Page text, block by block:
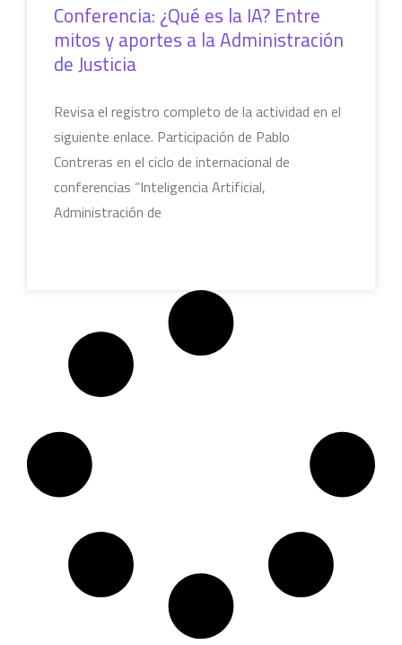
Conferencia: ¿Qué es la IA? Entre
mitos y aportes a la Administración
de Justicia
Revisa el registro completo de la actividad en el
siguiente enlace. Participación de Pablo
Contreras en el ciclo de internacional de
conferencias “Inteligencia Artificial,
Administración de